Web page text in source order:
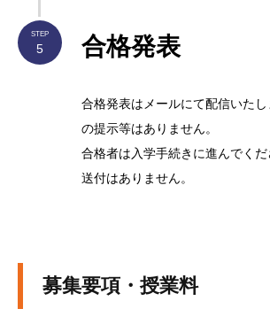
合格発表
合格発表はメールにて配信いた
の提示等はありません。
合格者は入学手続きに進んでく
送付はありません。
STEP
5
募集要項・授業料